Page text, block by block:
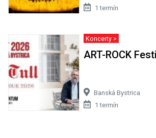
1 termín
Koncerty >
ART-ROCK
Banská Bystrica
1 termín